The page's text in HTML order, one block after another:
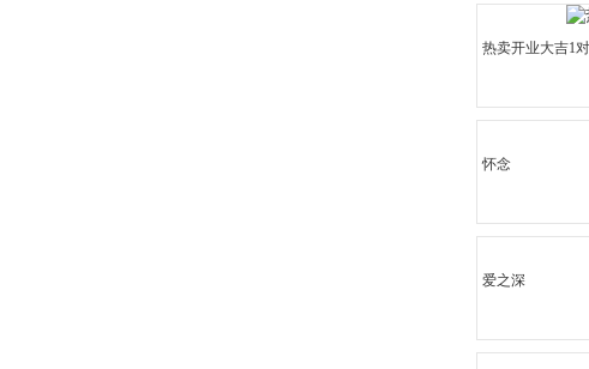
热卖开业大吉1对
怀念
爱之深